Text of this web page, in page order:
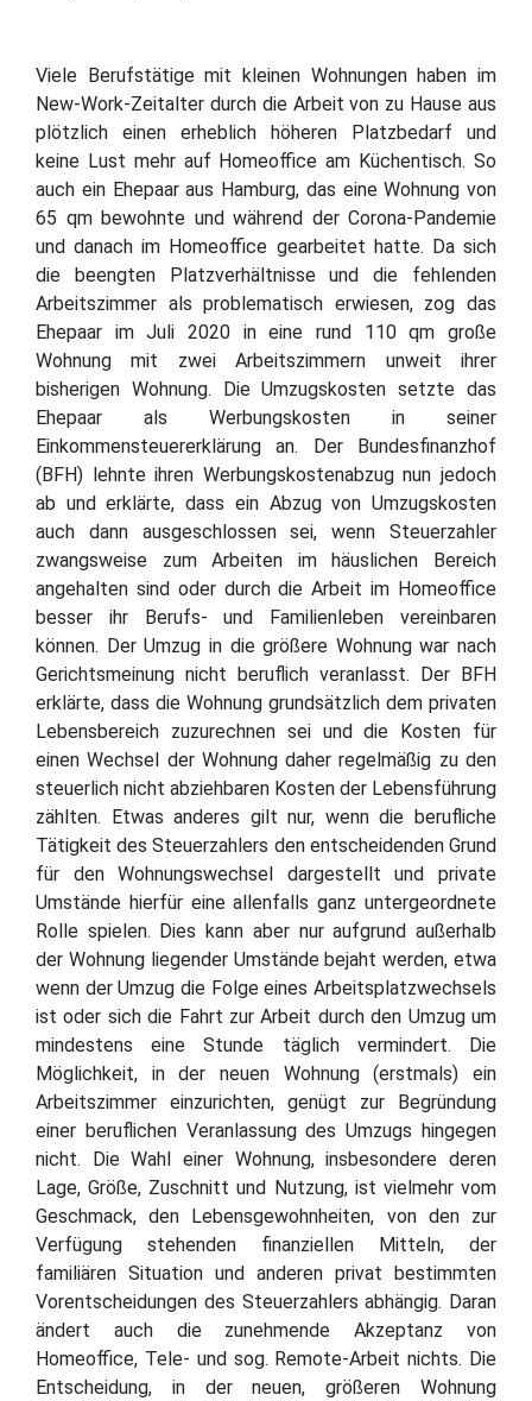
Viele Berufstätige mit kleinen Wohnungen haben im
New-Work-Zeitalter durch die Arbeit von zu Hause aus
plötzlich einen erheblich höheren Platzbedarf und
keine Lust mehr auf Homeoffice am Küchentisch. So
auch ein Ehepaar aus Hamburg, das eine Wohnung von
65 qm bewohnte und während der Corona-Pandemie
und danach im Homeoffice gearbeitet hatte. Da sich
die beengten Platzverhältnisse und die fehlenden
Arbeitszimmer als problematisch erwiesen, zog das
Ehepaar im Juli 2020 in eine rund 110 qm große
Wohnung mit zwei Arbeitszimmern unweit ihrer
bisherigen Wohnung. Die Umzugskosten setzte das
Ehepaar als Werbungskosten in seiner
Einkommensteuererklärung an. Der Bundesfinanzhof
(BFH) lehnte ihren Werbungskostenabzug nun jedoch
ab und erklärte, dass ein Abzug von Umzugskosten
auch dann ausgeschlossen sei, wenn Steuerzahler
zwangsweise zum Arbeiten im häuslichen Bereich
angehalten sind oder durch die Arbeit im Homeoffice
besser ihr Berufs- und Familienleben vereinbaren
können. Der Umzug in die größere Wohnung war nach
Gerichtsmeinung nicht beruflich veranlasst. Der BFH
erklärte, dass die Wohnung grundsätzlich dem privaten
Lebensbereich zuzurechnen sei und die Kosten für
einen Wechsel der Wohnung daher regelmäßig zu den
steuerlich nicht abziehbaren Kosten der Lebensführung
zählten. Etwas anderes gilt nur, wenn die berufliche
Tätigkeit des Steuerzahlers den entscheidenden Grund
für den Wohnungswechsel dargestellt und private
Umstände hierfür eine allenfalls ganz untergeordnete
Rolle spielen. Dies kann aber nur aufgrund außerhalb
der Wohnung liegender Umstände bejaht werden, etwa
wenn der Umzug die Folge eines Arbeitsplatzwechsels
ist oder sich die Fahrt zur Arbeit durch den Umzug um
mindestens eine Stunde täglich vermindert. Die
Möglichkeit, in der neuen Wohnung (erstmals) ein
Arbeitszimmer einzurichten, genügt zur Begründung
einer beruflichen Veranlassung des Umzugs hingegen
nicht. Die Wahl einer Wohnung, insbesondere deren
Lage, Größe, Zuschnitt und Nutzung, ist vielmehr vom
Geschmack, den Lebensgewohnheiten, von den zur
Verfügung stehenden finanziellen Mitteln, der
familiären Situation und anderen privat bestimmten
Vorentscheidungen des Steuerzahlers abhängig. Daran
ändert auch die zunehmende Akzeptanz von
Homeoffice, Tele- und sog. Remote-Arbeit nichts. Die
Entscheidung, in der neuen, größeren Wohnung